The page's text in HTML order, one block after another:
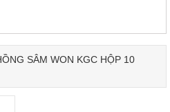
SÂM WON KGC HỘP 10